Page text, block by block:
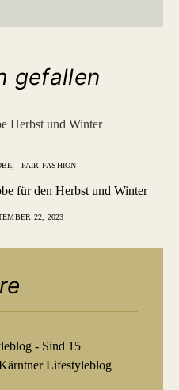
gefallen
FAIR FASHION
für den Herbst und Winter
22, 2023
- Sind 15
Lifestyleblog